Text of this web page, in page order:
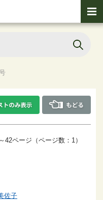
42ページ（ページ数：1）
佐子